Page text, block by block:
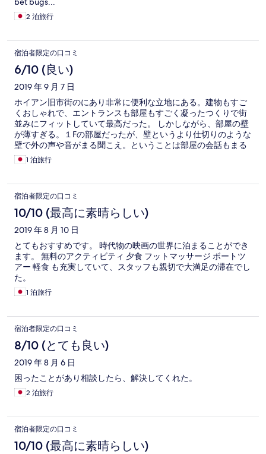
ート（二部屋のみ）にしたほうが良いです。 個人的には一泊だ
けで十分でした。
2 泊旅行
宿泊者限定の口コミ
6/10 (良い)
2019 年 9 月 7 日
ホイアン旧市街のにあり非常に便利な立地にある。建物もすご
くおしゃれで、エントランスも部屋もすごく凝ったつくりで街
並みにフィットしていて最高だった。 しかしながら、部屋の壁
が薄すぎる。１Fの部屋だったが、壁というより仕切りのような
壁で外の声や音がまる聞こえ。ということは部屋の会話もまる
聞こえ。 洗面所は丸めたタオルが置いてあり、おそらく前の人
が使ったバスマットが置いてあったのではないかと思う。 朝食
しかった。 ホイアン旧市街を満喫するには最高の場所なので、
壁の薄さを我慢すればそれ以外は最高なホテル
1 泊旅行
宿泊者限定の口コミ
10/10 (最高に素晴らしい)
2019 年 8 月 10 日
とてもおすすめです。 時代物の映画の世界に泊まることができ
ます。 無料のアクティビティ 夕食 フットマッサージ ボートツ
アー 軽食 も充実していて、スタッフも親切で大満足の滞在でし
た。
1 泊旅行
宿泊者限定の口コミ
8/10 (とても良い)
2019 年 8 月 6 日
困ったことがあり相談したら、解決してくれた。
2 泊旅行
宿泊者限定の口コミ
10/10 (最高に素晴らしい)